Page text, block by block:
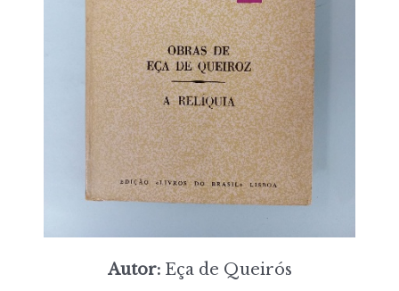
Autor:Eça de Queirós